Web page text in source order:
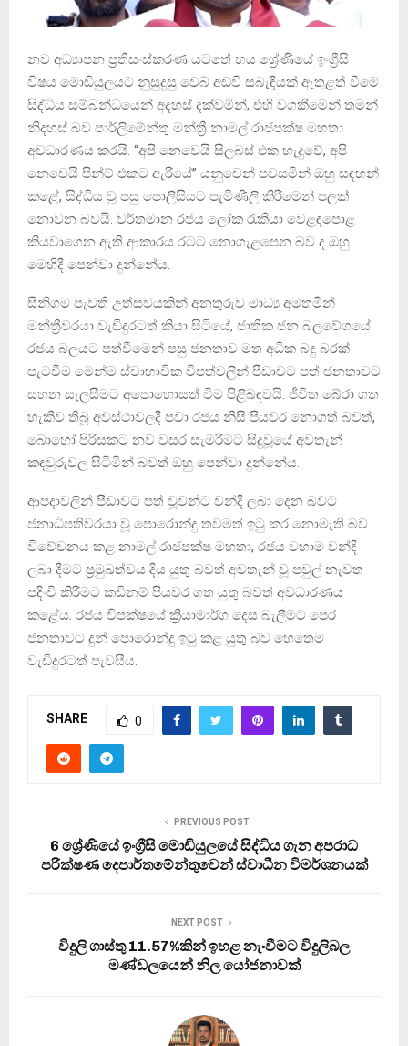
නව අධ්‍යාපන ප්‍රතිසංස්කරණ යටතේ හය ශ්‍රේණියේ ඉංග්‍රීසි
විෂය මොඩියුලයට නුසුදුසු වෙබ් අඩවි සබැඳියක් ඇතුළත් වීමේ
සිද්ධිය සම්බන්ධයෙන් අදහස් දක්වමින්, එහි වගකීමෙන් තමන්
නිදහස් බව පාර්ලිමේන්තු මන්ත්‍රී නාමල් රාජපක්ෂ මහතා
අවධාරණය කරයි. “අපි නෙවෙයි සිලබස් එක හැදුවේ, අපි
නෙවෙයි පින්ට් එකට ඇරියේ” යනුවෙන් පවසමින් ඔහු සඳහන්
කළේ, සිද්ධිය වූ පසු පොලිසියට පැමිණිලි කිරීමෙන් පලක්
නොවන බවයි. වර්තමාන රජය ලෝක රැකියා වෙළඳපොළ
කියවාගෙන ඇති ආකාරය රටට නොගැළපෙන බව ද ඔහු
මෙහිදී පෙන්වා දුන්නේය.
සීනිගම පැවති උත්සවයකින් අනතුරුව මාධ්‍ය අමතමින්
මන්ත්‍රීවරයා වැඩිදුරටත් කියා සිටියේ, ජාතික ජන බලවේගයේ
රජය බලයට පත්වීමෙන් පසු ජනතාව මත අධික බදු බරක්
පැටවීම මෙන්ම ස්වාභාවික විපත්වලින් පීඩාවට පත් ජනතාවට
සහන සැලසීමට අපොහොසත් වීම පිළිබඳවයි. ජීවිත බේරා ගත
හැකිව තිබූ අවස්ථාවලදී පවා රජය නිසි පියවර නොගත් බවත්,
බොහෝ පිරිසකට නව වසර සැමරීමට සිදුවූයේ අවතැන්
කඳවුරුවල සිටිමින් බවත් ඔහු පෙන්වා දුන්නේය.
ආපදාවලින් පීඩාවට පත් වූවන්ට වන්දි ලබා දෙන බවට
ජනාධිපතිවරයා වූ පොරොන්දු තවමත් ඉටු කර නොමැති බව
විවේචනය කළ නාමල් රාජපක්ෂ මහතා, රජය වහාම වන්දි
ලබා දීමට ප්‍රමුඛත්වය දිය යුතු බවත් අවතැන් වූ පවුල් නැවත
පදිංචි කිරීමට කඩිනම් පියවර ගත යුතු බවත් අවධාරණය
කළේය. රජය විපක්ෂයේ ක්‍රියාමාර්ග දෙස බැලීමට පෙර
ජනතාවට දුන් පොරොන්දු ඉටු කළ යුතු බව හෙතෙම
වැඩිදුරටත් පැවසීය.
SHARE 0
PREVIOUS POST
6 ශ්‍රේණියේ ඉංග්‍රීසි මොඩියුලයේ සිද්ධිය ගැන අපරාධ
පරීක්ෂණ දෙපාර්තමේන්තුවෙන් ස්වාධීන විමර්ශනයක්
NEXT POST
විදුලි ගාස්තු 11.57%කින් ඉහළ නැංවීමට විදුලිබල
මණ්ඩලයෙන් නිල යෝජනාවක්